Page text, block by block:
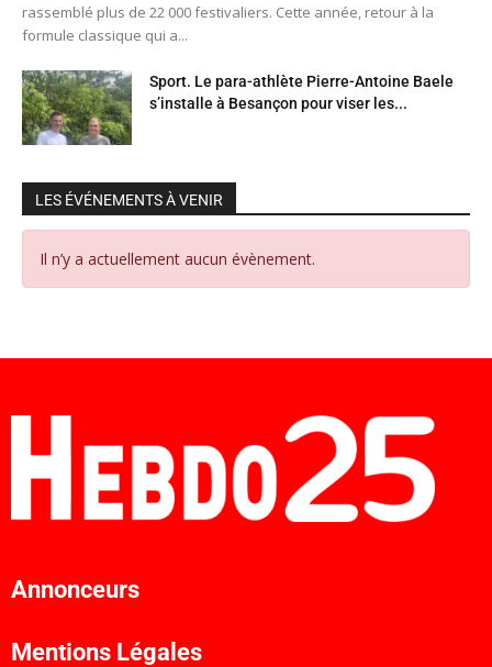
rassemblé plus de 22 000 festivaliers. Cette année, retour à la
formule classique qui a...
Sport. Le para-athlète Pierre-Antoine Baele
s’installe à Besançon pour viser les...
LES ÉVÉNEMENTS À VENIR
Il n’y a actuellement aucun évènement.
Annonceurs
Mentions Légales